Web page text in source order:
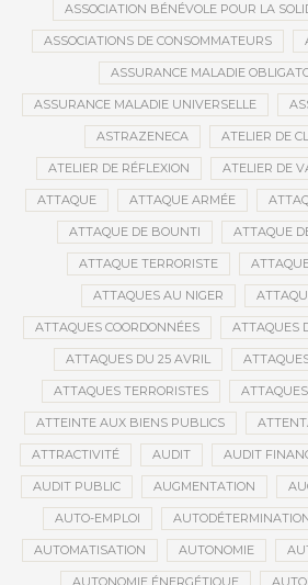
ASSOCIATION BÉNÉVOLE POUR LA
ASSOCIATIONS DE CONSOMMATEURS
ASSURANCE MALADIE
ASSURANCE MALADIE UNIVERSELLE
ASTRAZENECA ATELIER DE
ATELIER DE RÉFLEXION ATELIER DE
ATTAQUE ATTAQUE ARMÉE
ATTAQUE DE BOUNTI ATTAQUE
ATTAQUE TERRORISTE
ATTAQUES AU NIGER
ATTAQUES COORDONNÉES ATTAQUES
ATTAQUES DU 25 AVRIL
ATTAQUES TERRORISTES
ATTEINTE AUX BIENS PUBLICS
ATTRACTIVITÉ AUDIT AUDIT
AUDIT PUBLIC AUGMENTATION
AUTO-EMPLOI
AUTOMATISATION AUTONOMIE
AUTONOMIE ÉNERGÉTIQUE